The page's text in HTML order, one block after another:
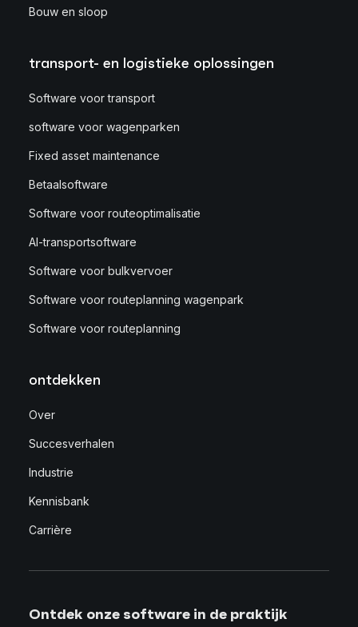
Bouw en sloop
transport- en logistieke oplossingen
Software voor transport
software voor wagenparken
Fixed asset maintenance
Betaalsoftware
Software voor routeoptimalisatie
AI-transportsoftware
Software voor bulkvervoer
Software voor routeplanning wagenpark
Software voor routeplanning
ontdekken
Over
Succesverhalen
Industrie
Kennisbank
Carrière
Ontdek onze software in de praktijk